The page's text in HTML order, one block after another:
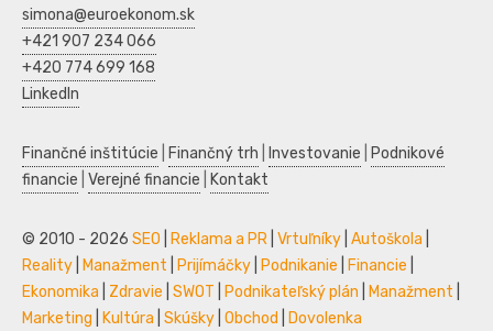
simona@euroekonom.sk
+421 907 234 066
+420 774 699 168
LinkedIn
Finančné inštitúcie Finančný trh Investovanie
Podnikové
financie Verejné financie Kontakt
© 2010 - 2026 SEO Reklama a PR Vrtuľníky Autoškola
Reality
Manažment Prijímáčky Podnikanie Financie
Ekonomika
Zdravie SWOT Podnikateľský plán Manažment
Marketing
Kultúra Skúšky Obchod Dovolenka